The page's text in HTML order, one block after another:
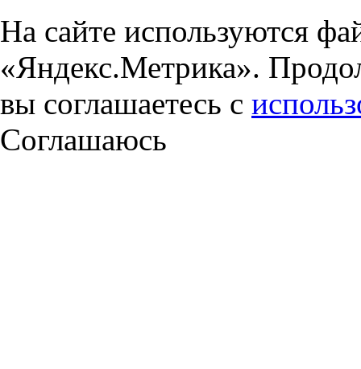
На сайте используются
«Яндекс.Метрика».
вы соглашаетесь с
Соглашаюсь